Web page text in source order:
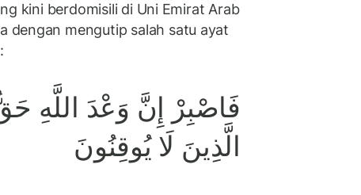
kini berdomisili di Uni Emirat Arab
dengan mengutip salah satu ayat
فَاصْبِرْ إِنَّ وَعْدَ اللَّهِ
الَّذِينَ لَا يُوقِنُونَ